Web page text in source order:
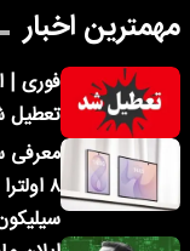
مهمترین اخبار
تعطیل